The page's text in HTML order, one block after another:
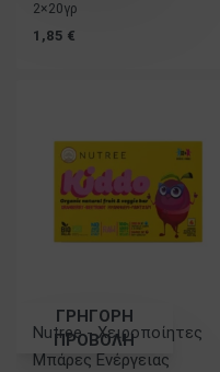
2×20γρ
1,85 €
ΓΡΗΓΟΡΗ
ΠΡΟΒΟΛΗ
Nutree - Χειροποίητες
Μπάρες Ενέργειας